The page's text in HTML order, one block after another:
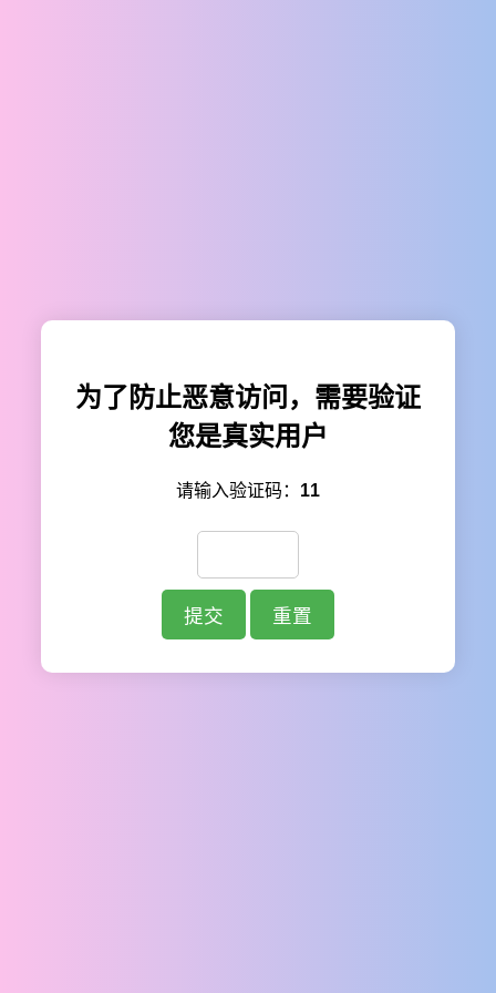
为了防止恶意访问，需要验证
您是真实用户
请输入验证码： 11
提交 重置